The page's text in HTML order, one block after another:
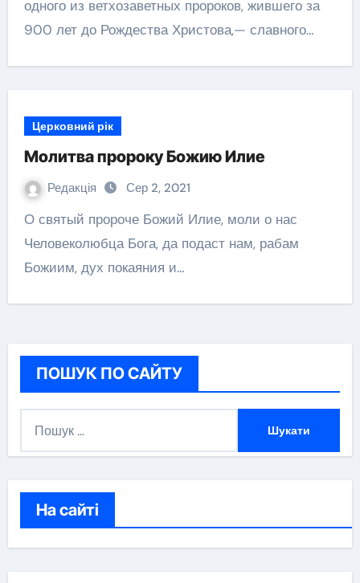
одного из ветхозаветных пророков, жившего за
900 лет до Рождества Христова,— славного…
Церковний рік
Молитва пророку Божию Илие
Редакція Сер 2, 2021
О святый пророче Божий Илие, моли о нас
Человеколюбца Бога, да подаст нам, рабам
Божиим, дух покаяния и…
ПОШУК ПО САЙТУ
:
На сайті